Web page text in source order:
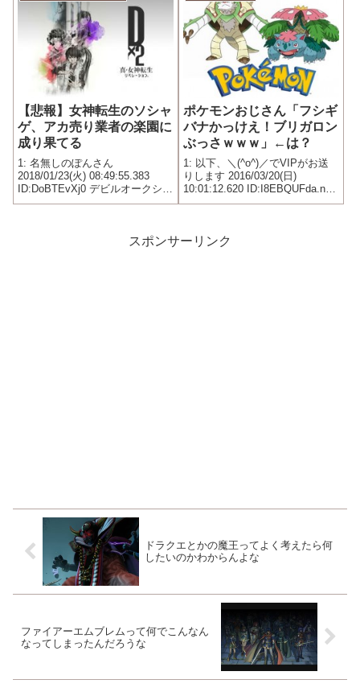
【悲報】女神転生のソシャ
ゲ、アカ売り業者の楽園に
成り果てる
1: 名無しのぽんさん
2018/01/23(火) 08:49:55.383
ID:DoBTEvXj0 デビルオークショ
ンをリアルで見る日がくるとは
ポケモンおじさん「フシギ
バナかっけえ！ブリガロン
ぶっさｗｗｗ」←は？
1: 以下、＼(^o^)／でVIPがお送
りします 2016/03/20(日)
10:01:12.620 ID:I8EBQUFda.net
ブリガロンかっこいいだろ フシ
スポンサーリンク
ドラクエとかの魔王ってよく考えたら何
したいのかわからんよな
ファイアーエムブレムって何でこんなん
なってしまったんだろうな